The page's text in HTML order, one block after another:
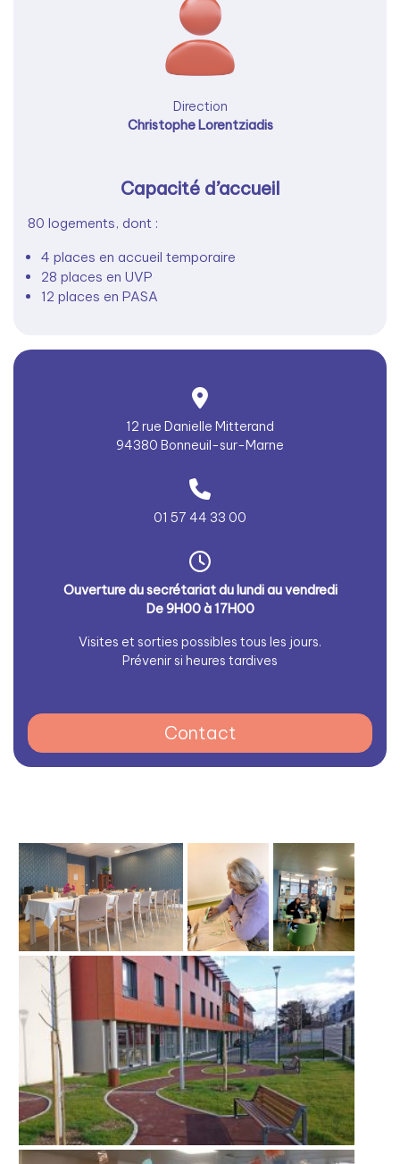
Direction
Christophe Lorentziadis
Capacité d’accueil
80 logements, dont :
4 places en accueil temporaire
28 places en UVP
12 places en PASA
12 rue Danielle Mitterand
94380 Bonneuil-sur-Marne
01 57 44 33 00
Ouverture du secrétariat du lundi au vendredi
De 9H00 à 17H00
Visites et sorties possibles tous les jours.
Prévenir si heures tardives
Contact